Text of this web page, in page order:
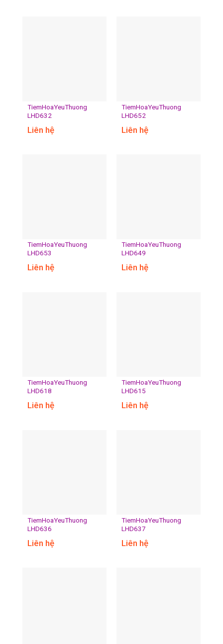
TiemHoaYeuThuong
LHD632
Liên hệ
TiemHoaYeuThuong
LHD652
Liên hệ
TiemHoaYeuThuong
LHD653
Liên hệ
TiemHoaYeuThuong
LHD649
Liên hệ
TiemHoaYeuThuong
LHD618
Liên hệ
TiemHoaYeuThuong
LHD615
Liên hệ
TiemHoaYeuThuong
LHD636
Liên hệ
TiemHoaYeuThuong
LHD637
Liên hệ